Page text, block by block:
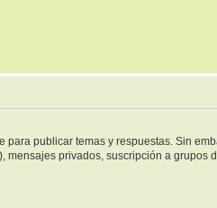
publicar temas y respuestas. Sin
privados, suscripción a grupos